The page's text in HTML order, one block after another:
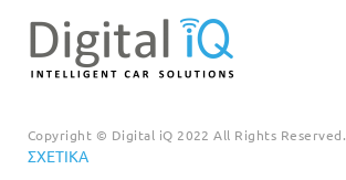
Copyright © Digital iQ 2022 All Rights Reserved.
ΣΧΕΤΙΚΆ